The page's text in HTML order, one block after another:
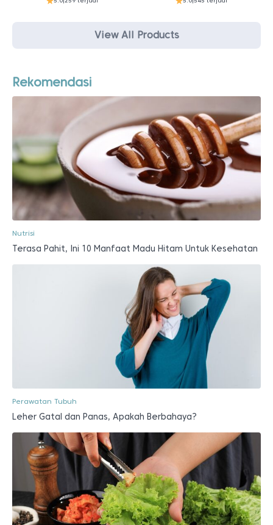
View All Products
Rekomendasi
Nutrisi
Terasa Pahit, Ini 10 Manfaat Madu Hitam Untuk Kesehatan
Perawatan Tubuh
Leher Gatal dan Panas, Apakah Berbahaya?